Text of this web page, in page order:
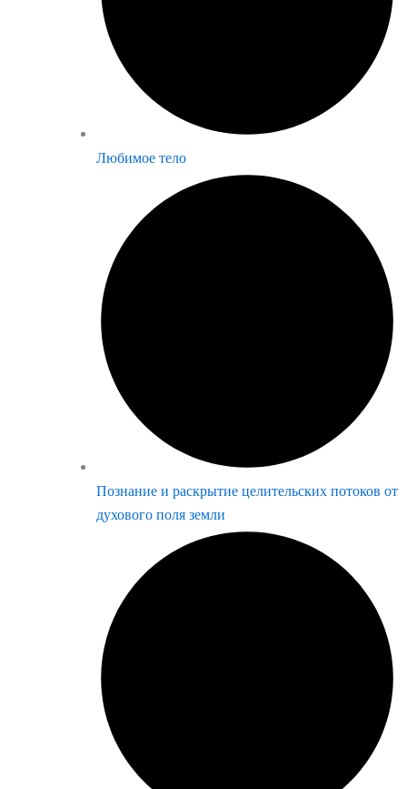
Любимое тело
Познание и раскрытие целительских потоков от
духового поля земли